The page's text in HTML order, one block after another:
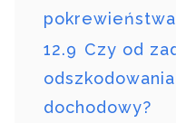
12.9 Czy od
dochodowy?